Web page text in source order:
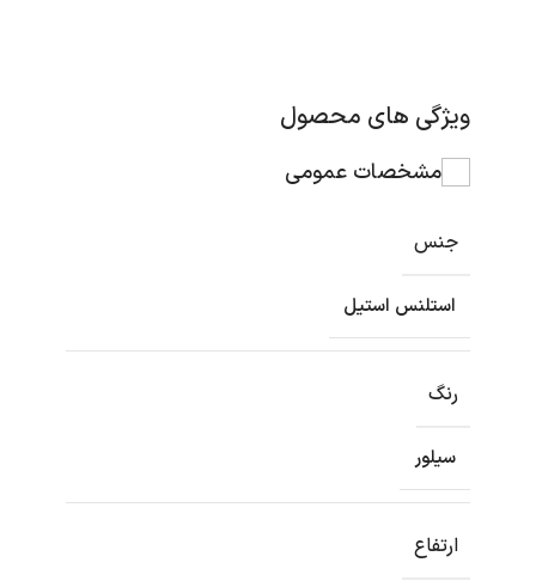
ویژگی های محصول
مشخصات عمومی
جنس
استلنس استیل
رنگ
سیلور
ارتفاع